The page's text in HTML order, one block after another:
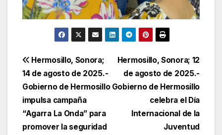
Navegación
de
entradas
Hermosillo, Sonora; 12
de agosto de 2025.-
Gobierno de Hermosillo
celebra el Día
Internacional de la
Juventud
Hermosillo, Sonora;
14 de agosto de 2025.-
Gobierno de Hermosillo
impulsa campaña
“Agarra La Onda” para
promover la seguridad